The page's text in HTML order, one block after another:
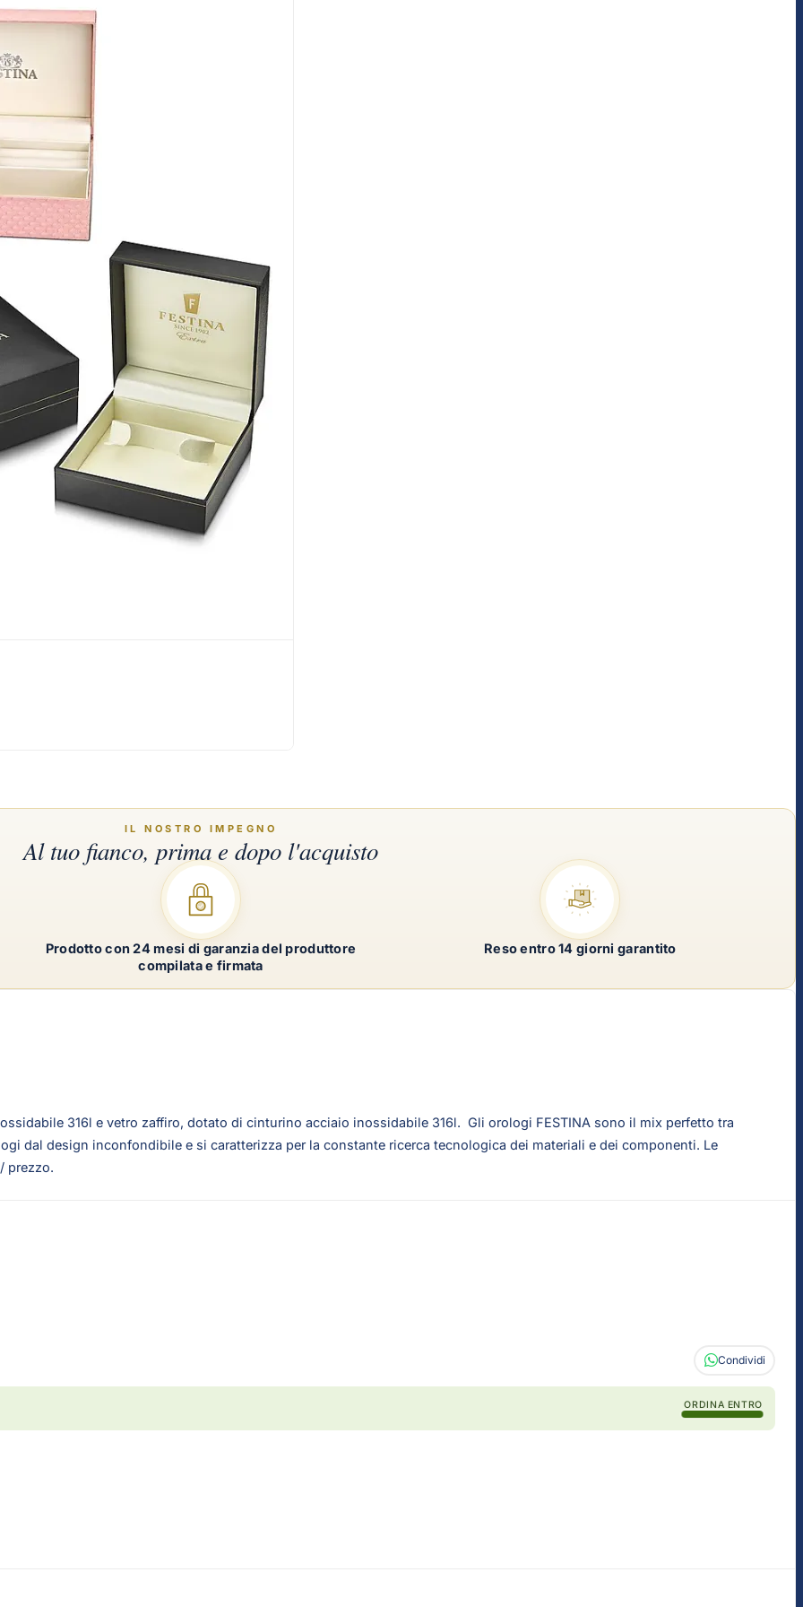
316l e vetro zaffiro, dotato di cinturino acciaio inossidabile 316l. Gli orologi FESTINA sono il mix perfetto tra
dal design inconfondibile e si caratterizza per la constante ricerca tecnologica dei materiali e dei componenti. Le
prezzo.
Condividi
ORDINA ENTRO
Prodotto con 24 mesi di garanzia del produttore
compilata e firmata
Reso entro 14 giorni garantito